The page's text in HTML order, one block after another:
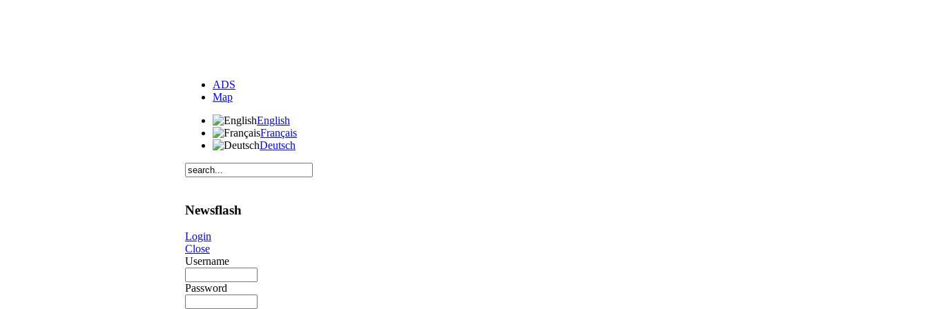
ADS
Map
English
Français
Deutsch
Newsflash
Login
Close
Username
Password